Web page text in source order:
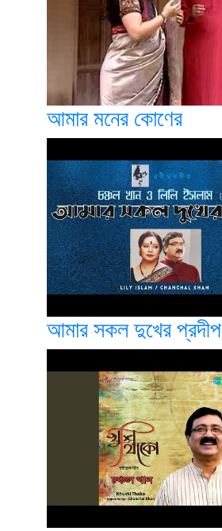
আমার মনের কোণের
আমার সকল দুখের প্রদীপ